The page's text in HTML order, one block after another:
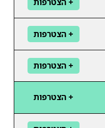
+ הצטרפות
+ הצטרפות
+ הצטרפות